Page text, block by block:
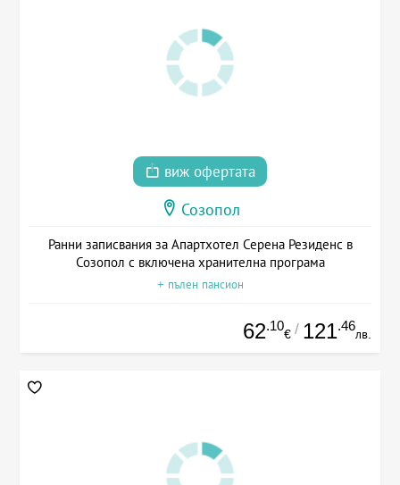
виж офертата
Созопол
Ранни записвания за Апартхотел Серена Резиденс в
Созопол с включена хранителна програма
+ пълен пансион
62.10
€ / 121.46
лв.